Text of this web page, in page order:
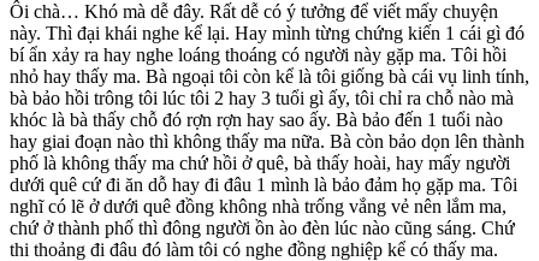
Ôi chà… Khó mà dễ đây. Rất dễ có ý tưởng để viết mấy chuyện
này. Thì đại khái nghe kể lại. Hay mình từng chứng kiến 1 cái gì đó
bí ẩn xảy ra hay nghe loáng thoáng có người này gặp ma. Tôi hồi
nhỏ hay thấy ma. Bà ngoại tôi còn kể là tôi giống bà cái vụ linh tính,
bà bảo hồi trông tôi lúc tôi 2 hay 3 tuổi gì ấy, tôi chỉ ra chỗ nào mà
khóc là bà thấy chỗ đó rợn rợn hay sao ấy. Bà bảo đến 1 tuổi nào
hay giai đoạn nào thì không thấy ma nữa. Bà còn bảo dọn lên thành
phố là không thấy ma chứ hồi ở quê, bà thấy hoài, hay mấy người
dưới quê cứ đi ăn dỗ hay đi đâu 1 mình là bảo đảm họ gặp ma. Tôi
nghĩ có lẽ ở dưới quê đồng không nhà trống vắng vẻ nên lắm ma,
chứ ở thành phố thì đông người ồn ào đèn lúc nào cũng sáng. Chứ
thi thoảng đi đâu đó làm tôi có nghe đồng nghiệp kể có thấy ma.